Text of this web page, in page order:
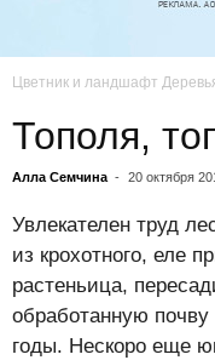
Цветник и ландшафт
Тополя,
Алла Семчина - 20 октября
Увлекателен труд
из крохотного, еле
растеньица,
обработанную
годы. Нескоро еще